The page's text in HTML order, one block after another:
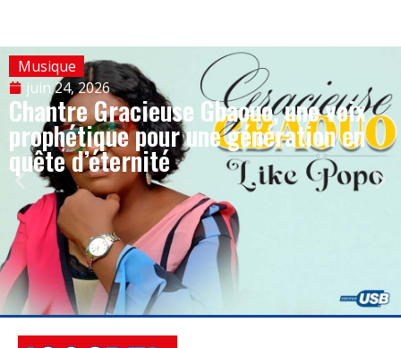
Musique
juin 24, 2026
Chantre Gracieuse Gbaouo, une voix
prophétique pour une génération en
quête d’éternité